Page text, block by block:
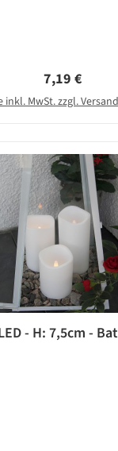
Regulärer
7,19 €
inkl. MwSt. zzgl.
- H: 7,5cm -